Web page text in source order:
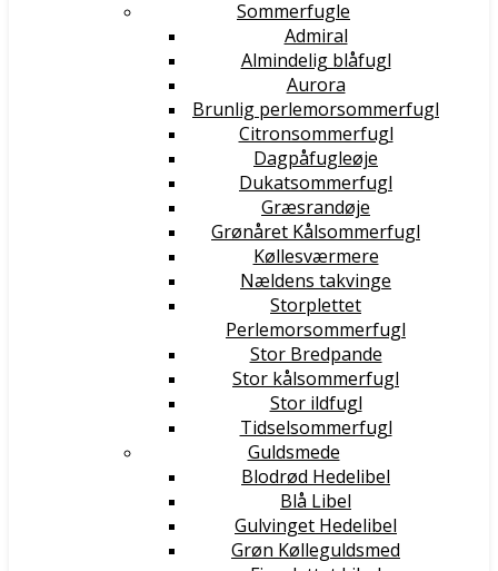
Sommerfugle
Admiral
Almindelig blåfugl
Aurora
Brunlig perlemorsommerfugl
Citronsommerfugl
Dagpåfugleøje
Dukatsommerfugl
Græsrandøje
Grønåret Kålsommerfugl
Køllesværmere
Nældens takvinge
Storplettet
Perlemorsommerfugl
Stor Bredpande
Stor kålsommerfugl
Stor ildfugl
Tidselsommerfugl
Guldsmede
Blodrød Hedelibel
Blå Libel
Gulvinget Hedelibel
Grøn Kølleguldsmed